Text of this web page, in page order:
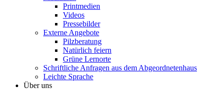
Printmedien
Videos
Pressebilder
Externe Angebote
Pilzberatung
Natürlich feiern
Grüne Lernorte
Schriftliche Anfragen aus dem Abgeordnetenhaus
Leichte Sprache
Über uns